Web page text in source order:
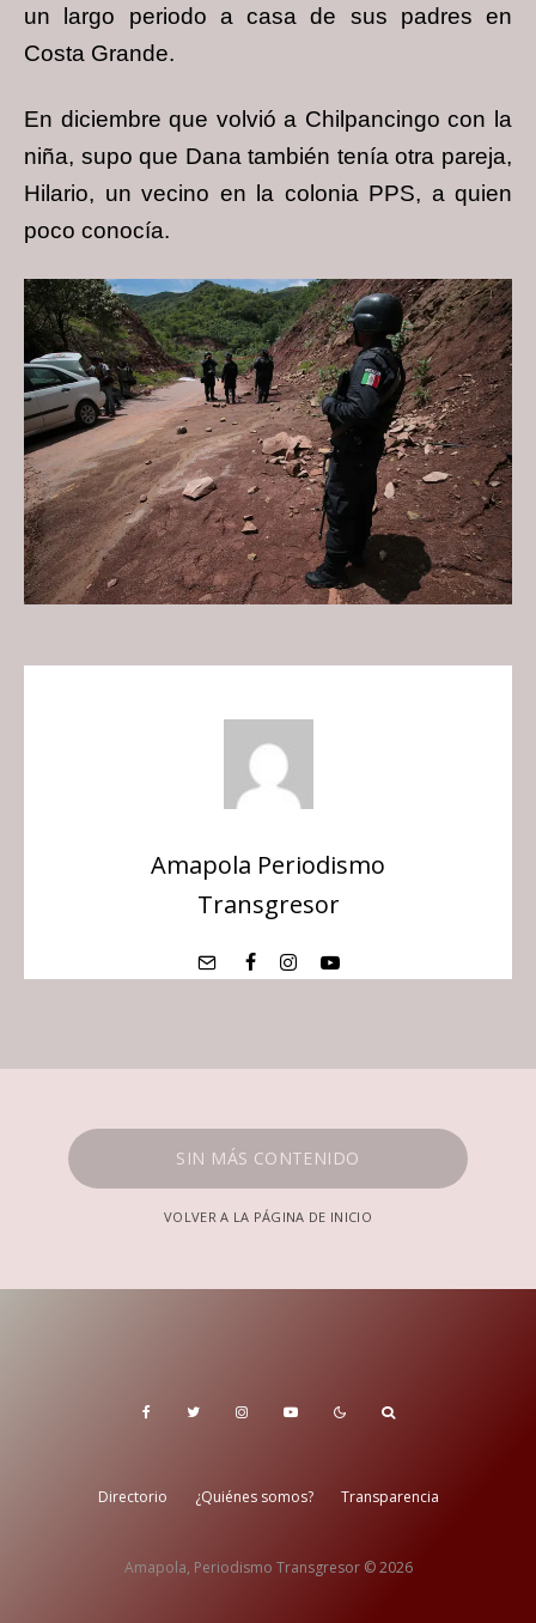
un largo periodo a casa de sus padres en
Costa Grande.
En diciembre que volvió a Chilpancingo con la
niña, supo que Dana también tenía otra pareja,
Hilario, un vecino en la colonia PPS, a quien
poco conocía.
Amapola Periodismo
Transgresor
SIN MÁS CONTENIDO
VOLVER A LA PÁGINA DE INICIO
Directorio ¿Quiénes somos? Transparencia
Amapola, Periodismo Transgresor © 2026